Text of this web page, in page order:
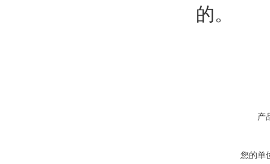
的。
产
您的单